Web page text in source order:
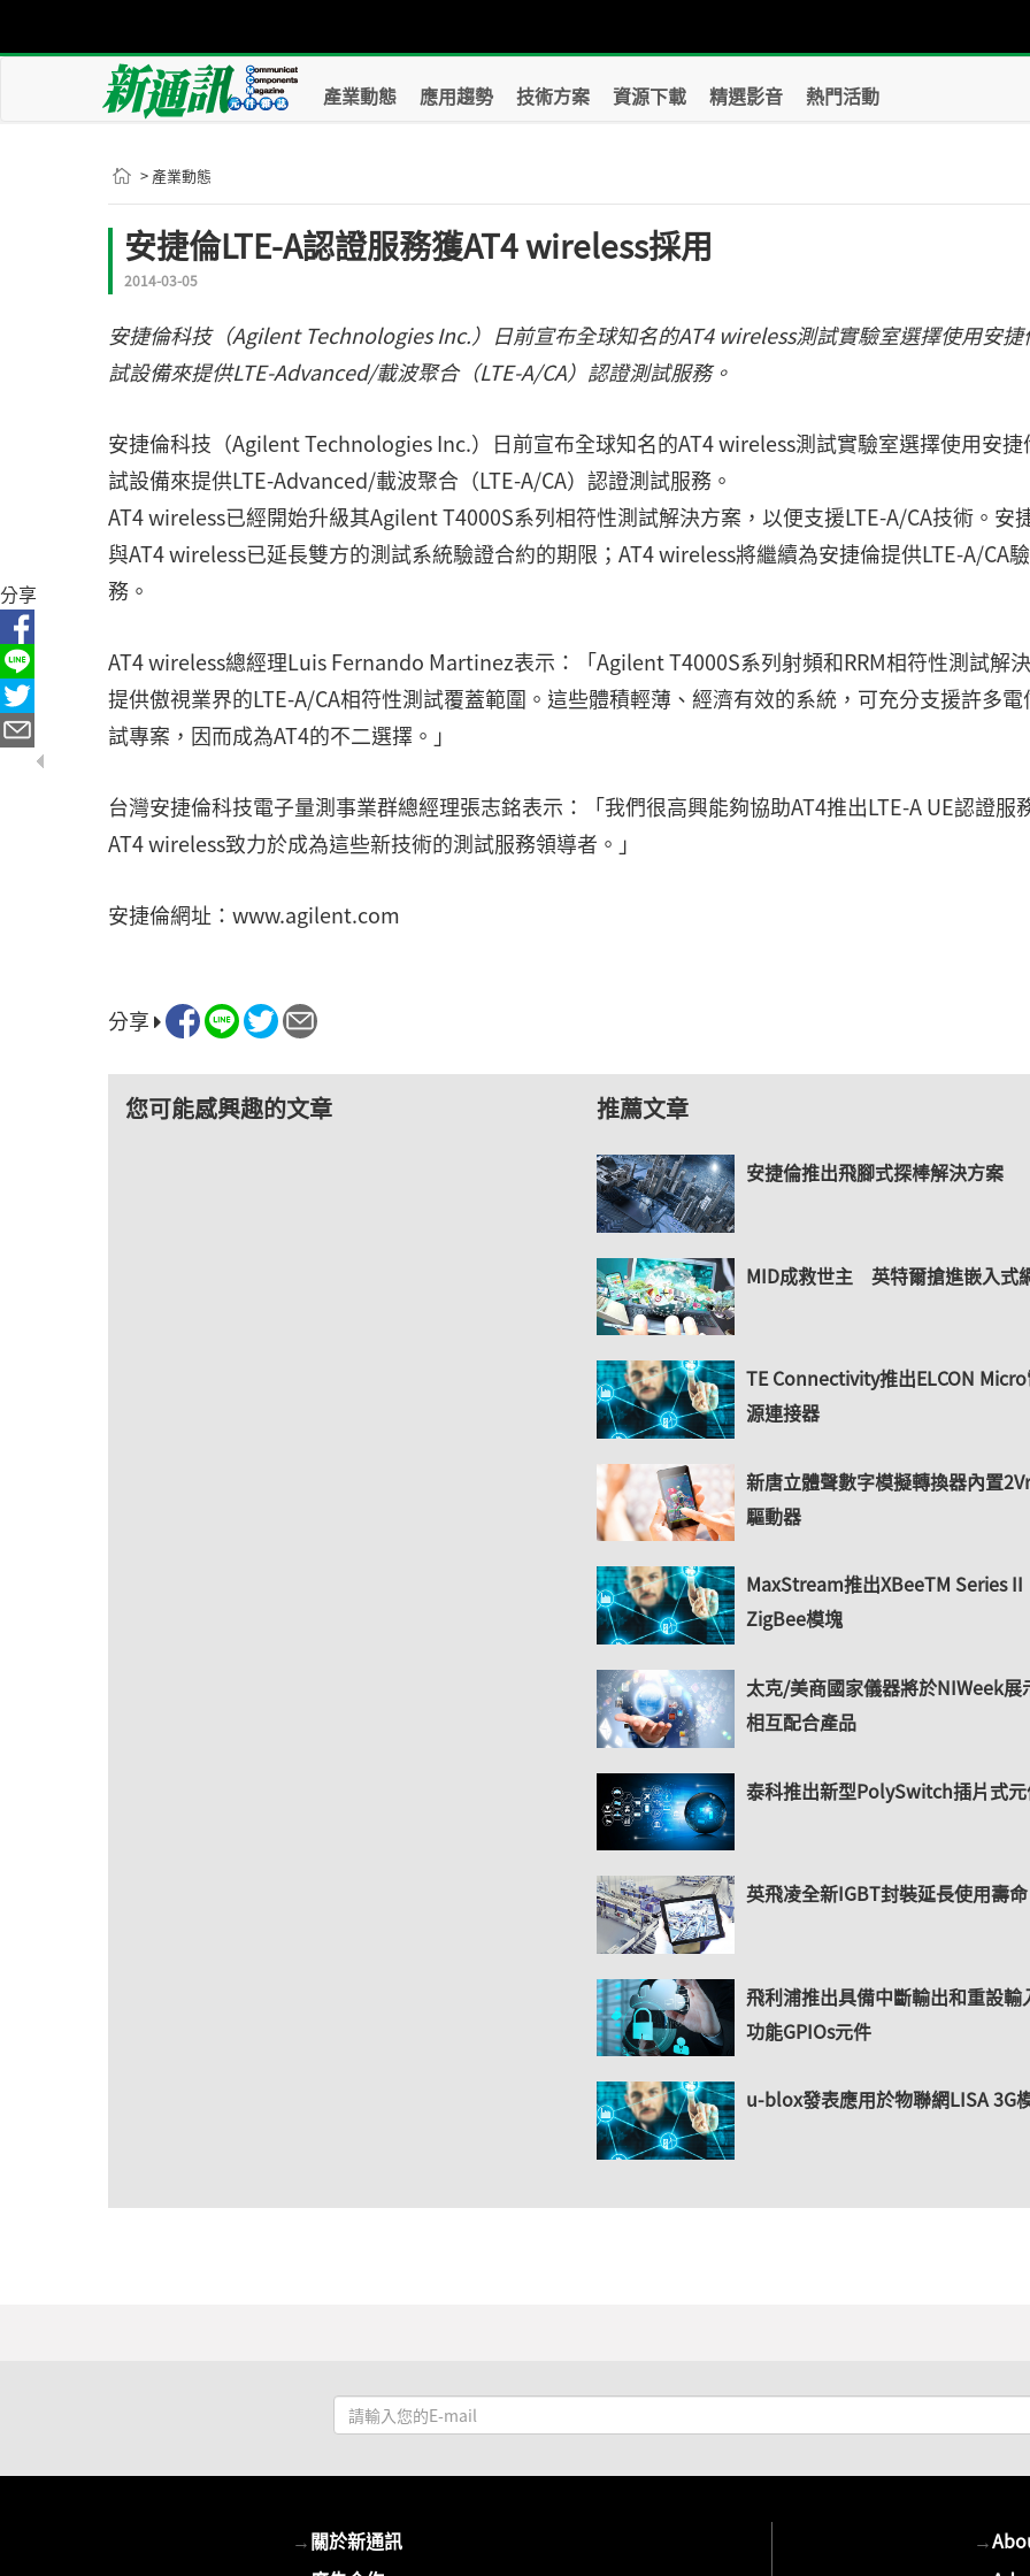
產業動態 應用趨勢 技術方案 資源下載 精選影音 熱門活動
> 產業動態
安捷倫LTE-A認證服務獲AT4 wireless採用
2014-03-05
安捷倫科技（Agilent Technologies Inc.）日前宣布全球知名的AT4 wireless測試實驗室選擇使用安捷
試設備來提供LTE-Advanced/載波聚合（LTE-A/CA）認證測試服務。
安捷倫科技（Agilent Technologies Inc.）日前宣布全球知名的AT4 wireless測試實驗室選擇使用安捷
試設備來提供LTE-Advanced/載波聚合（LTE-A/CA）認證測試服務。
AT4 wireless已經開始升級其Agilent T4000S系列相符性測試解決方案，以便支援LTE-A/CA技術。安
與AT4 wireless已延長雙方的測試系統驗證合約的期限；AT4 wireless將繼續為安捷倫提供LTE-A/CA
務。
AT4 wireless總經理Luis Fernando Martinez表示：「Agilent T4000S系列射頻和RRM相符性測試解
提供傲視業界的LTE-A/CA相符性測試覆蓋範圍。這些體積輕薄、經濟有效的系統，可充分支援許多電
試專案，因而成為AT4的不二選擇。」
台灣安捷倫科技電子量測事業群總經理張志銘表示：「我們很高興能夠協助AT4推出LTE-A UE認證服
AT4 wireless致力於成為這些新技術的測試服務領導者。」
安捷倫網址：www.agilent.com
分享
您可能感興趣的文章 推薦文章
安捷倫推出飛腳式探棒解決方案
MID成救世主 英特爾搶進嵌入式
TE Connectivity推出ELCON
源連接器
新唐立體聲數字模擬轉換器內置
驅動器
MaxStream推出XBeeTM Series II
ZigBee模塊
太克/美商國家儀器將於NIWeek展
相互配合產品
泰科推出新型PolySwitch插片式
英飛凌全新IGBT封裝延長使用壽命
飛利浦推出具備中斷輸出和重設輸
功能GPIOs元件
u-blox發表應用於物聯網LISA 3G
請
輸
E-
分享
→關於新通訊
→